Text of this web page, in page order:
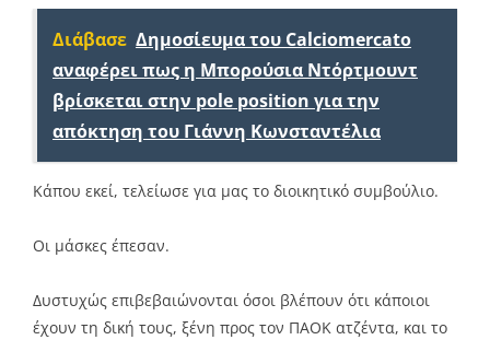
Διάβασε Δημοσίευμα του Calciomercato
αναφέρει πως η Μπορούσια Ντόρτμουντ
βρίσκεται στην pole position για την
απόκτηση του Γιάννη Κωνσταντέλια
Κάπου εκεί, τελείωσε για μας το διοικητικό συμβούλιο.
Οι μάσκες έπεσαν.
Δυστυχώς επιβεβαιώνονται όσοι βλέπουν ότι κάποιοι
έχουν τη δική τους, ξένη προς τον ΠΑΟΚ ατζέντα, και το